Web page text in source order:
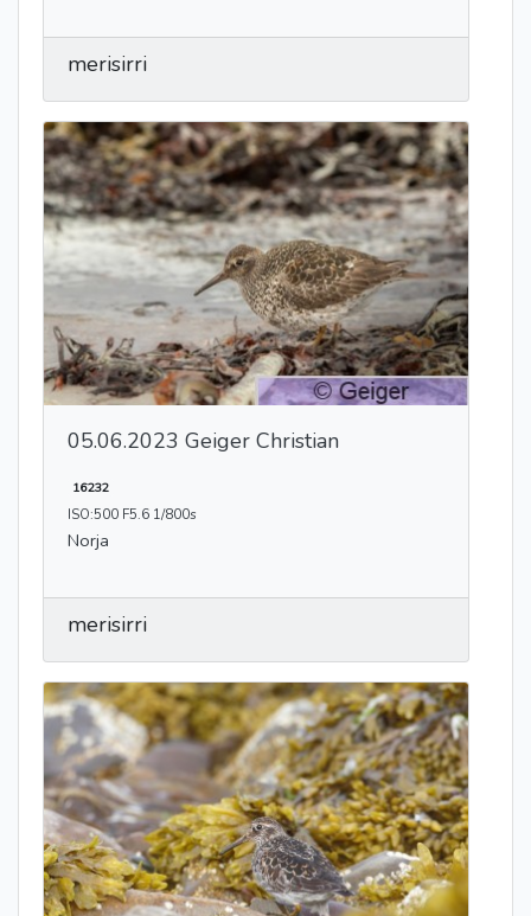
merisirri
05.06.2023 Geiger Christian
16232
ISO:500 F5.6 1/800s
Norja
merisirri